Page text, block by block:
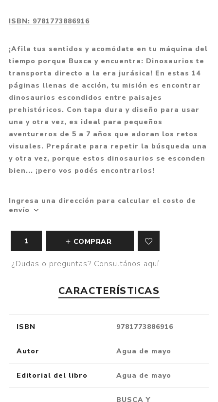
ISBN: 9781773886916
¡Afila tus sentidos y acomódate en tu máquina del
tiempo porque Busca y encuentra: Dinosaurios te
transporta directo a la era jurásica! En estas 14
páginas llenas de acción, tu misión es encontrar
dinosaurios escondidos entre paisajes
prehistóricos. Con tapa dura y diseño para usar
una y otra vez, es ideal para pequeños
aventureros de 5 a 7 años que adoran los retos
visuales. Prepárate para repetir la búsqueda una
y otra vez, porque estos dinosaurios se esconden
bien... ¡pero vos podés encontrarlos!
Ingresa una dirección para calcular el costo de
envío
COMPRAR
¿Dudas o preguntas? Consultános aquí
CARACTERÍSTICAS
ISBN 9781773886916
Autor Agua de mayo
Editorial del libro Agua de mayo
BUSCA Y